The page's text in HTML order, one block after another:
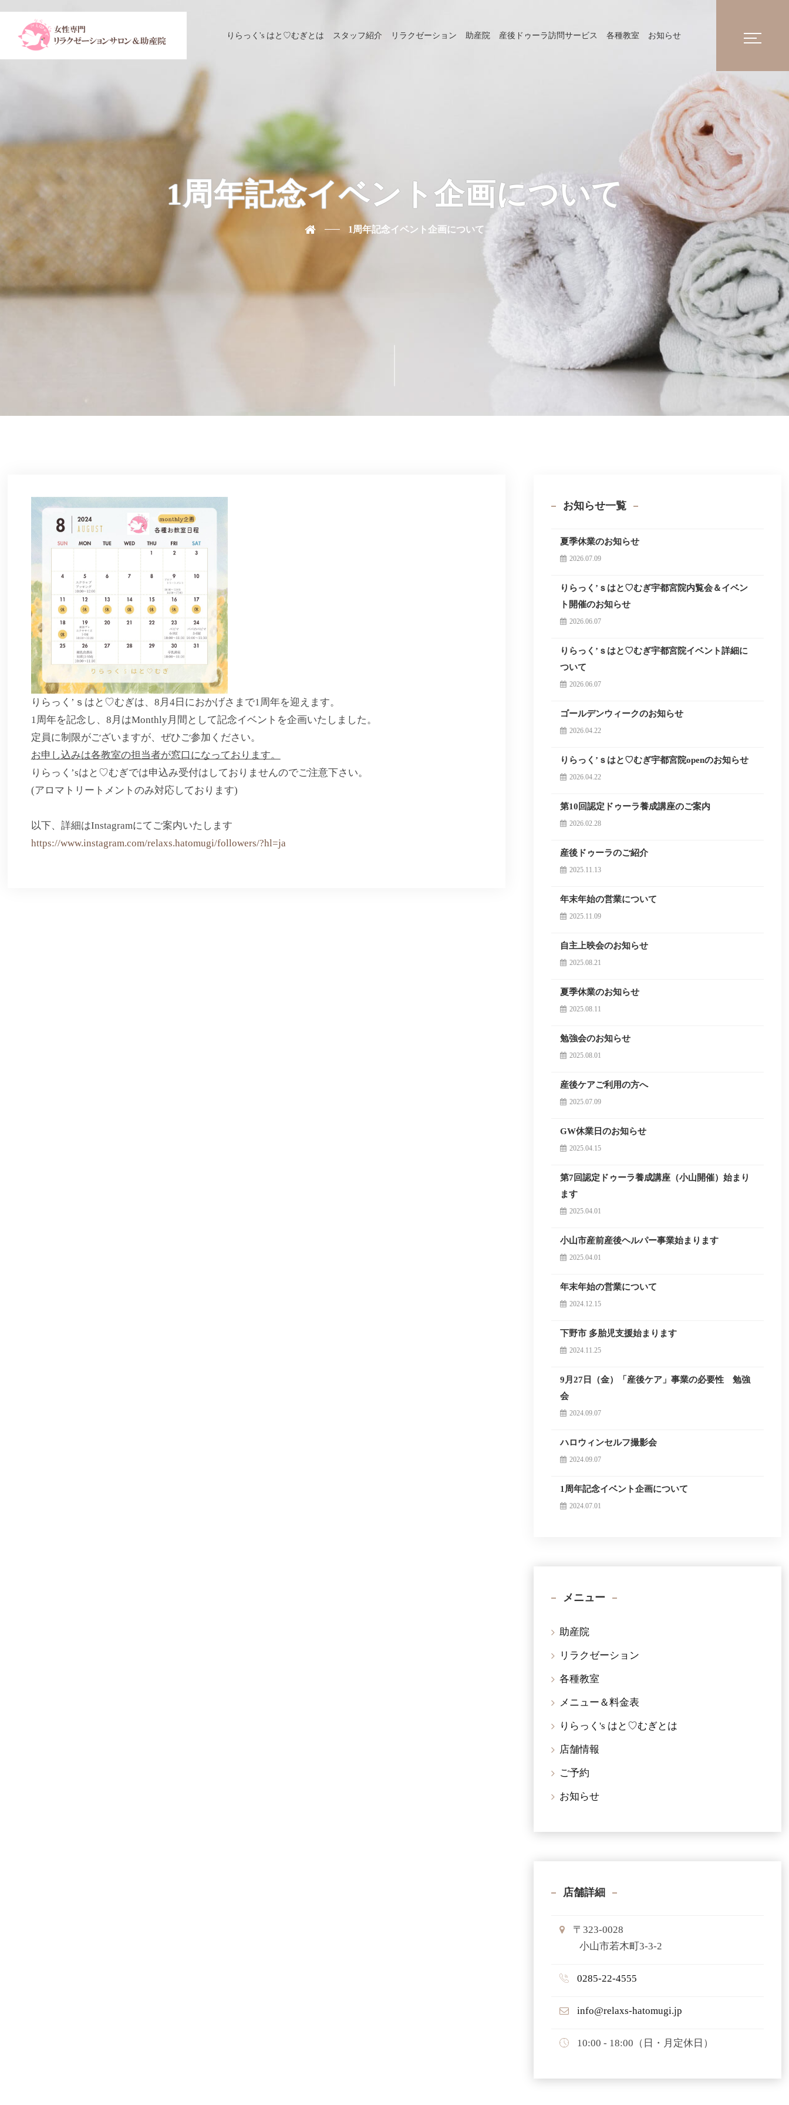
りらっく's はと♡むぎとは スタッフ紹介 リラクゼーション 助産院 産後ドゥーラ訪問サービス 各種教室 お知らせ
1周年記念イベント企画について
1周年記念イベント企画について
りらっく’ｓはと♡むぎは、8月4日におかげさまで1周年を迎えます。
1周年を記念し、8月はMonthly月間として記念イベントを企画いたしました。
定員に制限がございますが、ぜひご参加ください。
お申し込みは各教室の担当者が窓口になっております。
りらっく’sはと♡むぎでは申込み受付はしておりませんのでご注意下さい。
(アロマトリートメントのみ対応しております)
以下、詳細はInstagramにてご案内いたします
https://www.instagram.com/relaxs.hatomugi/followers/?hl=ja
お知らせ一覧
夏季休業のお知らせ
2026.07.09
りらっく’ｓはと♡むぎ宇都宮院内覧会＆イベン
ト開催のお知らせ
2026.06.07
りらっく’ｓはと♡むぎ宇都宮院イベント詳細に
ついて
2026.06.07
ゴールデンウィークのお知らせ
2026.04.22
りらっく’ｓはと♡むぎ宇都宮院openのお知らせ
2026.04.22
第10回認定ドゥーラ養成講座のご案内
2026.02.28
産後ドゥーラのご紹介
2025.11.13
年末年始の営業について
2025.11.09
自主上映会のお知らせ
2025.08.21
夏季休業のお知らせ
2025.08.11
勉強会のお知らせ
2025.08.01
産後ケアご利用の方へ
2025.07.09
GW休業日のお知らせ
2025.04.15
第7回認定ドゥーラ養成講座（小山開催）始まり
ます
2025.04.01
小山市産前産後ヘルパー事業始まります
2025.04.01
年末年始の営業について
2024.12.15
下野市 多胎児支援始まります
2024.11.25
9月27日（金）「産後ケア」事業の必要性 勉強
会
2024.09.07
ハロウィンセルフ撮影会
2024.09.07
1周年記念イベント企画について
2024.07.01
メニュー
助産院
リラクゼーション
各種教室
メニュー＆料金表
りらっく's はと♡むぎとは
店舗情報
ご予約
お知らせ
店舗詳細
〒323-0028
小山市若木町3-3-2
0285-22-4555
info@relaxs-hatomugi.jp
10:00 - 18:00（日・月定休日）